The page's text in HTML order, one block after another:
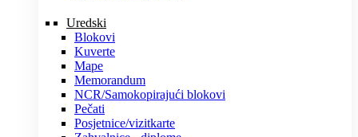
Uredski
Blokovi
Kuverte
Mape
Memorandum
NCR/Samokopirajući blokovi
Pečati
Posjetnice/vizitkarte